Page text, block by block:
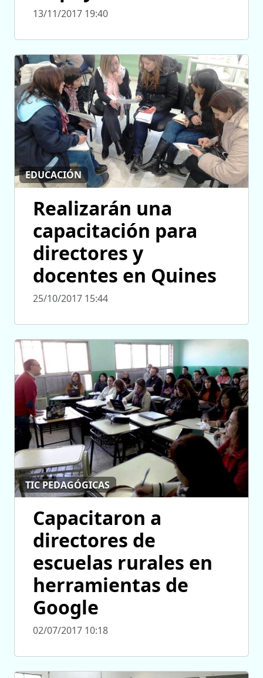
13/11/2017 19:40
EDUCACIÓN
Realizarán una
capacitación para
directores y
docentes en Quines
25/10/2017 15:44
TIC PEDAGÓGICAS
Capacitaron a
directores de
escuelas rurales en
herramientas de
Google
02/07/2017 10:18